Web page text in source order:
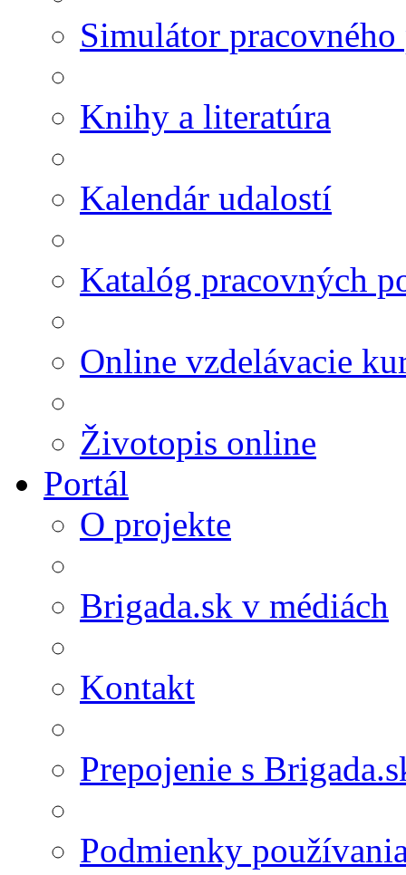
Simulátor
Knihy a literatúra
Kalendár udalostí
Katalóg pracovných
Online vzdelávacie
Životopis online
Portál
O projekte
Brigada.sk v médiách
Kontakt
Prepojenie s
Podmienky